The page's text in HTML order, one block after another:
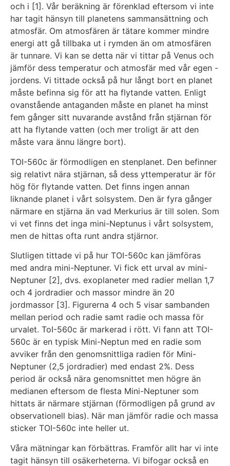
och i [1]. Vår beräkning är förenklad eftersom vi inte
har tagit hänsyn till planetens sammansättning och
atmosfär. Om atmosfären är tätare kommer mindre
energi att gå tillbaka ut i rymden än om atmosfären
är tunnare. Vi kan se detta när vi tittar på Venus och
jämför dess temperatur och atmosfär med vår egen -
jordens. Vi tittade också på hur långt bort en planet
måste befinna sig för att ha flytande vatten. Enligt
ovanstående antaganden måste en planet ha minst
fem gånger sitt nuvarande avstånd från stjärnan för
att ha flytande vatten (och mer troligt är att den
måste vara ännu längre bort).
TOI-560c är förmodligen en stenplanet. Den befinner
sig relativt nära stjärnan, så dess yttemperatur är för
hög för flytande vatten. Det finns ingen annan
liknande planet i vårt solsystem. Den är fyra gånger
närmare en stjärna än vad Merkurius är till solen. Som
vi vet finns det inga mini-Neptunus i vårt solsystem,
men de hittas ofta runt andra stjärnor.
Slutligen tittade vi på hur TOI-560c kan jämföras
med andra mini-Neptuner. Vi fick ett urval av mini-
Neptuner [2], dvs. exoplaneter med radier mellan 1,7
och 4 jordradier och massor mindre än 20
jordmassor [3]. Figurerna 4 och 5 visar sambanden
mellan period och radie samt radie och massa för
urvalet. ToI-560c är markerad i rött. Vi fann att TOI-
560c är en typisk Mini-Neptun med en radie som
avviker från den genomsnittliga radien för Mini-
Neptuner (2,5 jordradier) med endast 2%. Dess
period är också nära genomsnittet men högre än
medianen eftersom de flesta Mini-Neptuner som
hittats är närmare stjärnan (förmodligen på grund av
observationell bias). När man jämför radie och massa
sticker TOI-560c inte heller ut.
Våra mätningar kan förbättras. Framför allt har vi inte
tagit hänsyn till osäkerheterna. Vi bifogar också en